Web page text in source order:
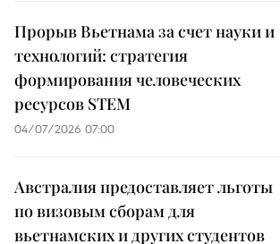
Прорыв Вьетнама за счет науки и
технологий: стратегия
формирования человеческих
ресурсов STEM
04/07/2026 07:00
Австралия предоставляет льготы
по визовым сборам для
вьетнамских и других студентов